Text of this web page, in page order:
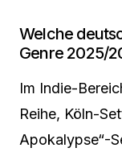
Welche
Genre 2025/
Im Indie-
Reihe, Köln-
Apokalypse“-